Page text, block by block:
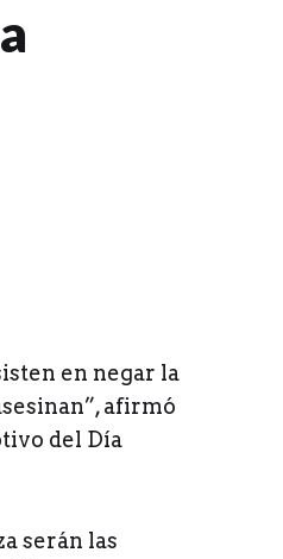
en negar la
afirmó
del Día
serán las